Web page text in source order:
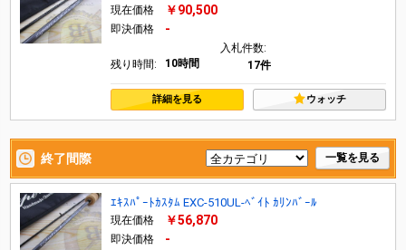
現在価格 ￥90,500
即決価格 -
残り時間: 10時間
入札件数:
17件
詳細を見る ウォッチ
終了間際 一覧を見る
ｴｷｽﾊﾟｰﾄｶｽﾀﾑ EXC-510UL-ﾍﾞｲﾄ ｶﾘﾝﾊﾞｰﾙ
現在価格 ￥56,870
即決価格 -